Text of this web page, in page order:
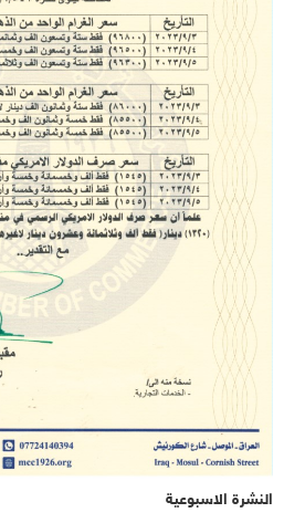
النشرة الاسبوعية